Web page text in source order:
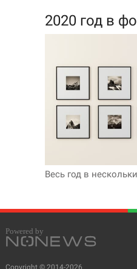
2020 год в
Весь год в